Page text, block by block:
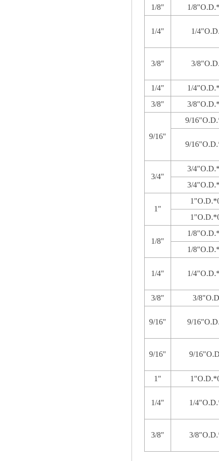
1/8"
1/
1/4" 1/
3/8" 3/
1/4"
1/
3/8"
3/
9/16"
9/
9/
3/4"
3/
3/
1"
1/8"
1/
1/
1/4" 1/
3/8" 3/
9/16" 9/
9/16" 9/
1"
1/4" 1/
3/8" 3/